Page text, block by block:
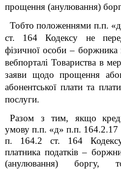
прощення (анулювання)
Тобто положеннями п.п.
ст. 164 Кодексу не
фізичної особи –
вебпорталі Товариства в
заяви щодо прощення
абонентської плати та
послуги.
Разом з тим, якщо
умову п.п. «д» п.п. 164.2.17
п. 164.2 ст. 164
платника податків –
(анулювання)